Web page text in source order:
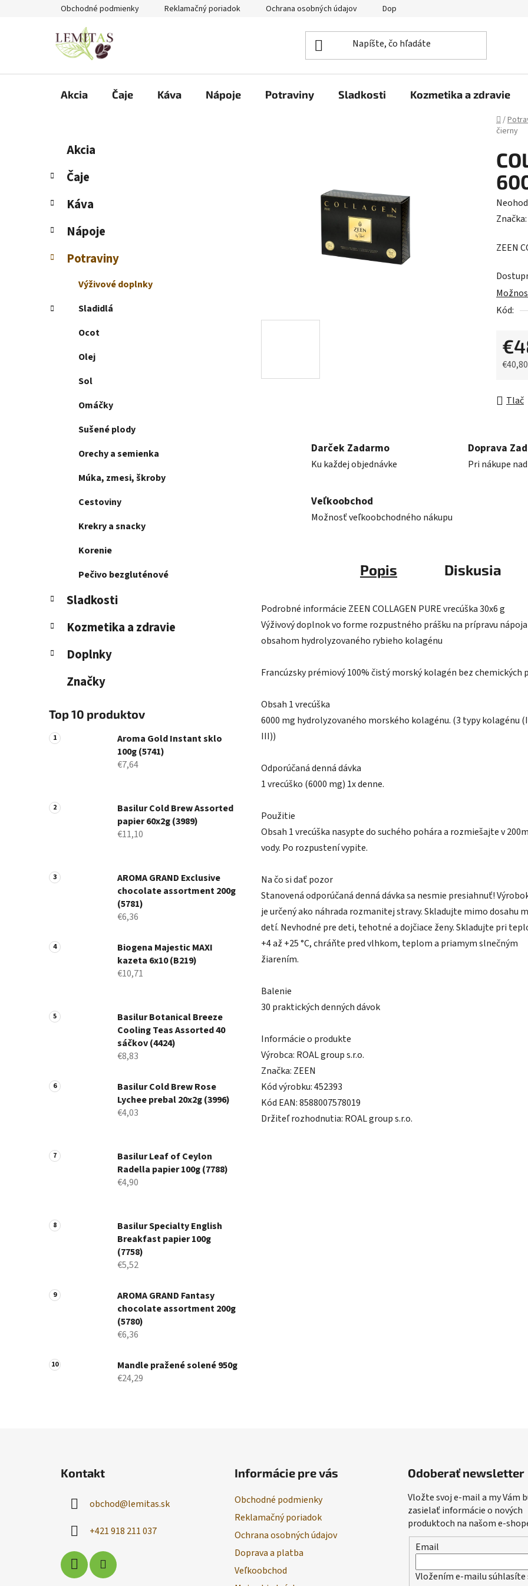
Obchodné podmienky Reklamačný poriadok Ochrana osobných údajov Doprava a platba
Akcia Čaje Káva Nápoje Potraviny Sladkosti Kozmetika a zdravie
Domov
/
čierny
č
ý
a
n
Preskočiť
kategórie
e
ó
i
Akcia
Čaje
Káva
Nápoje
Potraviny
Výživové doplnky
Sladidlá
Ocot
Olej
Sol
Omáčky
Sušené plody
Orechy a semienka
Múka, zmesi, škroby
Cestoviny
Krekry a snacky
Korenie
Pečivo bezgluténové
Sladkosti
Kozmetika a zdravie
Doplnky
Značky
Top 10 produktov
Aroma Gold Instant sklo
100g (5741)
€7,64
Basilur Cold Brew Assorted
papier 60x2g (3989)
€11,10
AROMA GRAND Exclusive
chocolate assortment 200g
(5781)
€6,36
Biogena Majestic MAXI
kazeta 6x10 (B219)
€10,71
Basilur Botanical Breeze
Cooling Teas Assorted 40
sáčkov (4424)
€8,83
Basilur Cold Brew Rose
Lychee prebal 20x2g (3996)
€4,03
Basilur Leaf of Ceylon
Radella papier 100g (7788)
€4,90
Basilur Specialty English
Breakfast papier 100g
(7758)
€5,52
AROMA GRAND Fantasy
chocolate assortment 200g
(5780)
€6,36
Mandle pražené solené 950g
€24,29
je
z
5
Značka:
ZEEN
Kód:
Tlač
Darček Zadarmo
Ku každej objednávke
Doprava
Pri nákupe
Veľkoobchod
Možnosť veľkoobchodného nákupu
Popis Diskusia
Podrobné informácie ZEEN COLLAGEN PURE vrecúška 30x6 g
Výživový doplnok vo forme rozpustného prášku na prípravu nápoja
obsahom hydrolyzovaného rybieho kolagénu
Francúzsky prémiový 100% čistý morský kolagén bez chemických
Obsah 1 vrecúška
6000 mg hydrolyzovaného morského kolagénu. (3 typy kolagénu
III))
Odporúčaná denná dávka
1 vrecúško (6000 mg) 1x denne.
Použitie
Obsah 1 vrecúška nasypte do suchého pohára a rozmiešajte v
vody. Po rozpustení vypite.
Na čo si dať pozor
Stanovená odporúčaná denná dávka sa nesmie presiahnuť!
je určený ako náhrada rozmanitej stravy. Skladujte mimo dosahu
detí. Nevhodné pre deti, tehotné a dojčiace ženy. Skladujte pri
+4 až +25 °C, chráňte pred vlhkom, teplom a priamym slnečným
žiarením.
Balenie
30 praktických denných dávok
Informácie o produkte
Výrobca: ROAL group s.r.o.
Značka: ZEEN
Kód výrobku: 452393
Kód EAN: 8588007578019
Držiteľ rozhodnutia: ROAL group s.r.o.
Kontakt
obchod@lemitas.sk
+421 918 211 037
Informácie pre vás
Obchodné podmienky
Reklamačný poriadok
Ochrana osobných údajov
Doprava a platba
Veľkoobchod
Odoberať newsletter
Vložte svoj e-mail a my Vám
zasielať informácie o nových
produktoch na našom e-
Email
Vložením e-mailu súhlasíte